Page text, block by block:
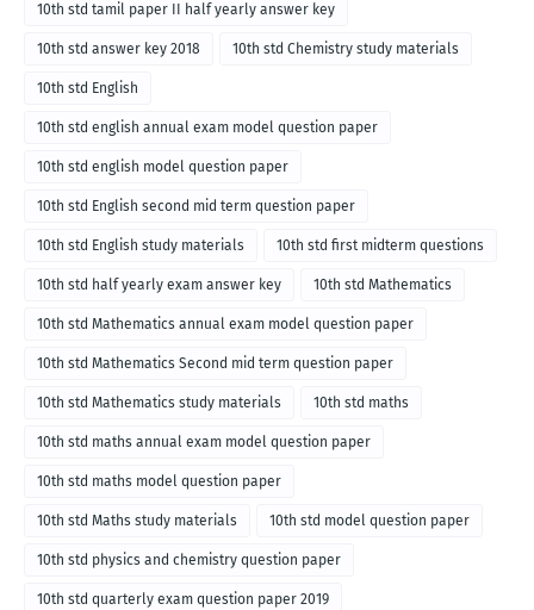
10th std tamil paper II half yearly answer key
10th std answer key 2018 10th std Chemistry study materials
10th std English
10th std english annual exam model question paper
10th std english model question paper
10th std English second mid term question paper
10th std English study materials 10th std first midterm questions
10th std half yearly exam answer key 10th std Mathematics
10th std Mathematics annual exam model question paper
10th std Mathematics Second mid term question paper
10th std Mathematics study materials 10th std maths
10th std maths annual exam model question paper
10th std maths model question paper
10th std Maths study materials 10th std model question paper
10th std physics and chemistry question paper
10th std quarterly exam question paper 2019